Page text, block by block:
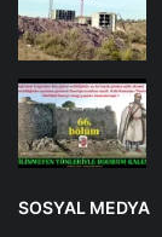
SOSYAL MEDYA